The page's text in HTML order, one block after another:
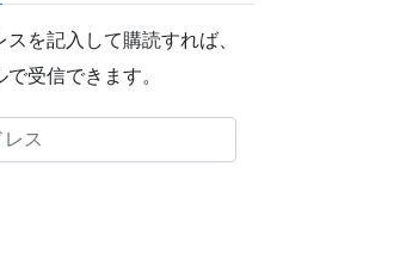
スを記入して購読すれば、
受信できます。